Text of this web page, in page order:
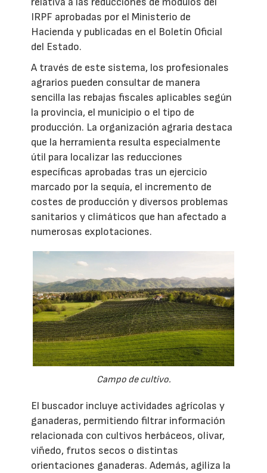
IRPF aprobadas por el Ministerio de
Hacienda y publicadas en el Boletín Oficial
del Estado.
A través de este sistema, los profesionales
agrarios pueden consultar de manera
sencilla las rebajas fiscales aplicables según
la provincia, el municipio o el tipo de
producción. La organización agraria destaca
que la herramienta resulta especialmente
útil para localizar las reducciones
específicas aprobadas tras un ejercicio
marcado por la sequía, el incremento de
costes de producción y diversos problemas
sanitarios y climáticos que han afectado a
numerosas explotaciones.
Campo de cultivo.
El buscador incluye actividades agrícolas y
ganaderas, permitiendo filtrar información
relacionada con cultivos herbáceos, olivar,
viñedo, frutos secos o distintas
orientaciones ganaderas. Además, agiliza la